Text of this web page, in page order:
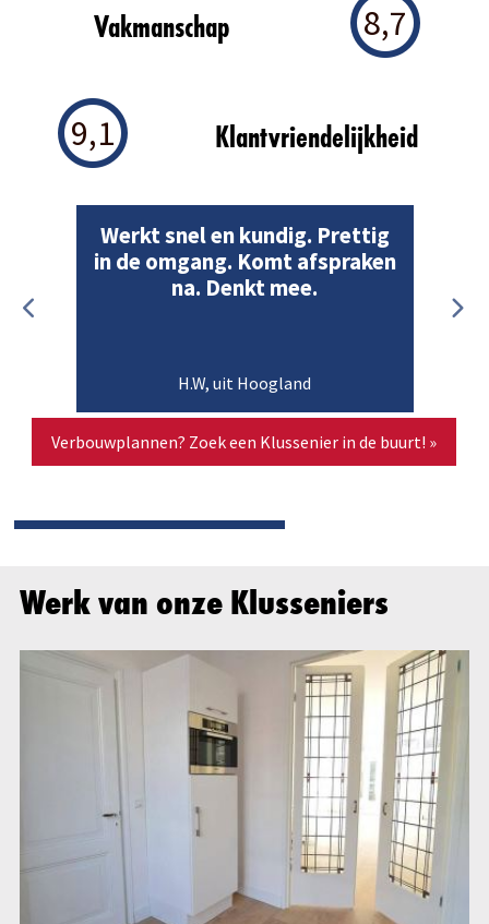
Vakmanschap 8,7
9,1 Klantvriendelijkheid
Werkt snel en kundig. Prettig
in de omgang. Komt afspraken
na. Denkt mee.
H.W, uit Hoogland
Verbouwplannen? Zoek een Klussenier in de buurt! »
Werk van onze Klusseniers